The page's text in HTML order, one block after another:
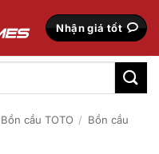
Nhận giá tốt
Bồn cầu TOTO / Bồn cầu